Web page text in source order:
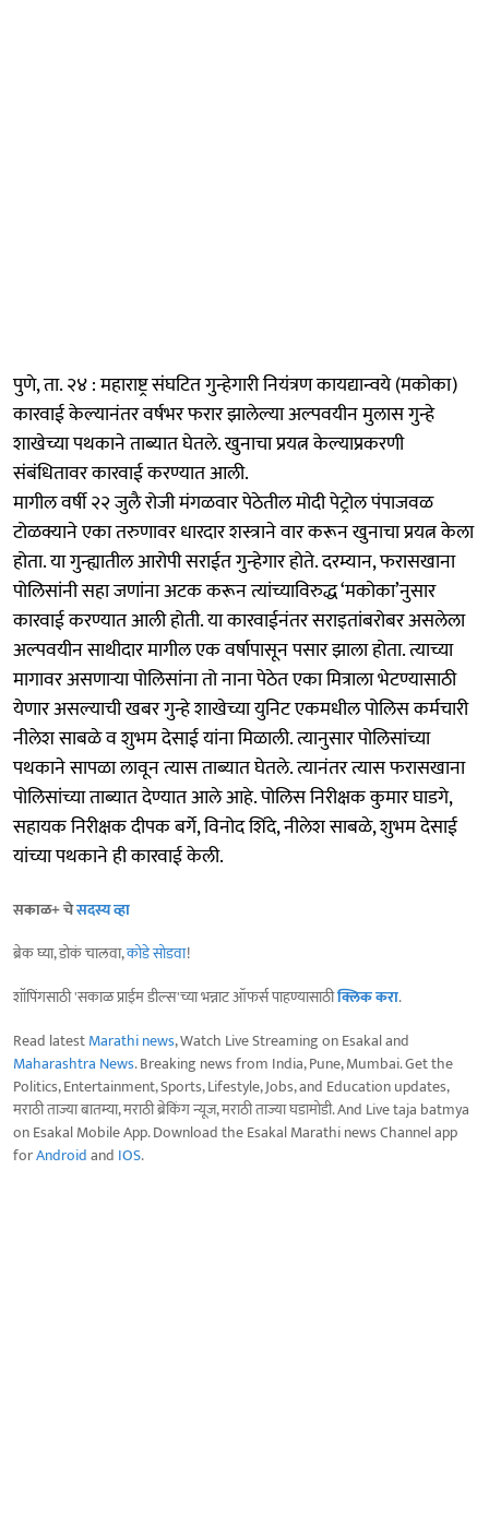
पुणे, ता. २४ : महाराष्ट्र संघटित गुन्हेगारी नियंत्रण कायद्यान्वये (मकोका)
कारवाई केल्यानंतर वर्षभर फरार झालेल्या अल्पवयीन मुलास गुन्हे
शाखेच्या पथकाने ताब्यात घेतले. खुनाचा प्रयत्न केल्याप्रकरणी
संबंधितावर कारवाई करण्यात आली.
मागील वर्षी २२ जुलै रोजी मंगळवार पेठेतील मोदी पेट्रोल पंपाजवळ
टोळक्याने एका तरुणावर धारदार शस्त्राने वार करून खुनाचा प्रयत्न केला
होता. या गुन्ह्यातील आरोपी सराईत गुन्हेगार होते. दरम्यान, फरासखाना
पोलिसांनी सहा जणांना अटक करून त्यांच्याविरुद्ध ‘मकोका’नुसार
कारवाई करण्यात आली होती. या कारवाईनंतर सराइतांबरोबर असलेला
अल्पवयीन साथीदार मागील एक वर्षापासून पसार झाला होता. त्याच्या
मागावर असणाऱ्या पोलिसांना तो नाना पेठेत एका मित्राला भेटण्यासाठी
येणार असल्याची खबर गुन्हे शाखेच्या युनिट एकमधील पोलिस कर्मचारी
नीलेश साबळे व शुभम देसाई यांना मिळाली. त्यानुसार पोलिसांच्या
पथकाने सापळा लावून त्यास ताब्यात घेतले. त्यानंतर त्यास फरासखाना
पोलिसांच्या ताब्यात देण्यात आले आहे. पोलिस निरीक्षक कुमार घाडगे,
सहायक निरीक्षक दीपक बर्गे, विनोद शिंदे, नीलेश साबळे, शुभम देसाई
यांच्या पथकाने ही कारवाई केली.
सकाळ+ चेसदस्य व्हा
ब्रेक घ्या, डोकं चालवा,कोडे सोडवा!
शॉपिंगसाठी 'सकाळ प्राईम डील्स'च्या भन्नाट ऑफर्स पाहण्यासाठीक्लिक करा.
Read latestMarathi news, Watch Live Streaming on Esakal and
Maharashtra News. Breaking news from India, Pune, Mumbai. Get the
Politics, Entertainment, Sports, Lifestyle, Jobs, and Education updates,
मराठी ताज्या बातम्या, मराठी ब्रेकिंग न्यूज, मराठी ताज्या घडामोडी. And Live taja batmya
on Esakal Mobile App. Download the Esakal Marathi news Channel app
forAndroidand IOS.